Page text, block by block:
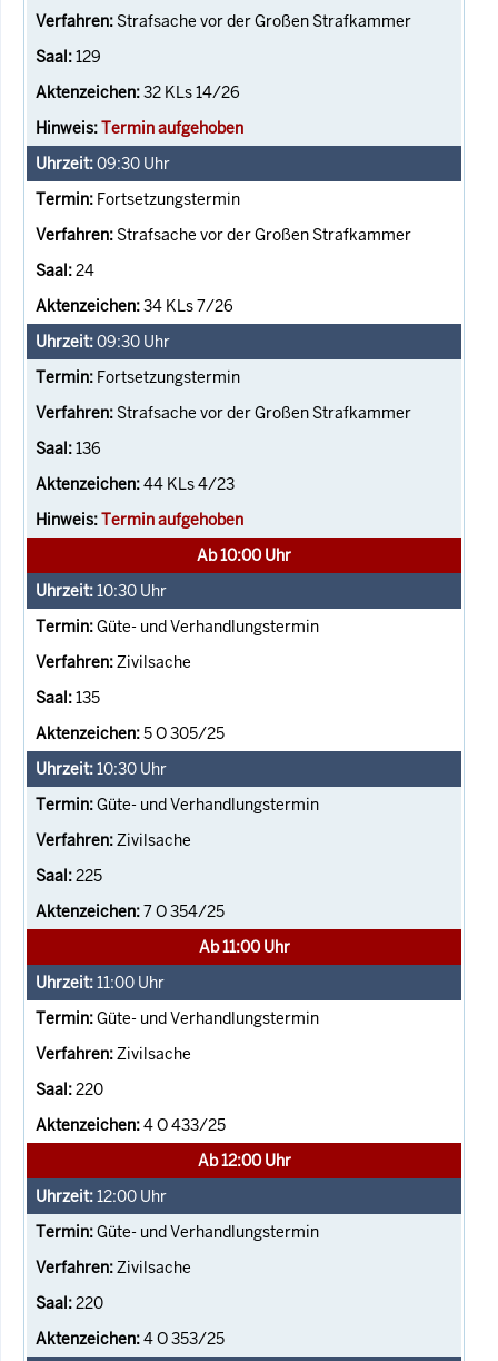
Strafsache vor der Großen Strafkammer
129
32 KLs 14/26
Termin aufgehoben
09:30 Uhr
Fortsetzungstermin
Strafsache vor der Großen Strafkammer
24
34 KLs 7/26
09:30 Uhr
Fortsetzungstermin
Strafsache vor der Großen Strafkammer
136
44 KLs 4/23
Termin aufgehoben
Ab 10:00 Uhr
10:30 Uhr
Güte- und Verhandlungstermin
Zivilsache
135
5 O 305/25
10:30 Uhr
Güte- und Verhandlungstermin
Zivilsache
225
7 O 354/25
Ab 11:00 Uhr
11:00 Uhr
Güte- und Verhandlungstermin
Zivilsache
220
4 O 433/25
Ab 12:00 Uhr
12:00 Uhr
Güte- und Verhandlungstermin
Zivilsache
220
4 O 353/25